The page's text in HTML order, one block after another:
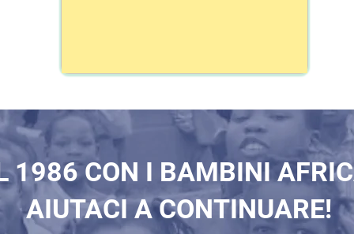
1986 CON I BAMBINI
AIUTACI A CONTINUARE!